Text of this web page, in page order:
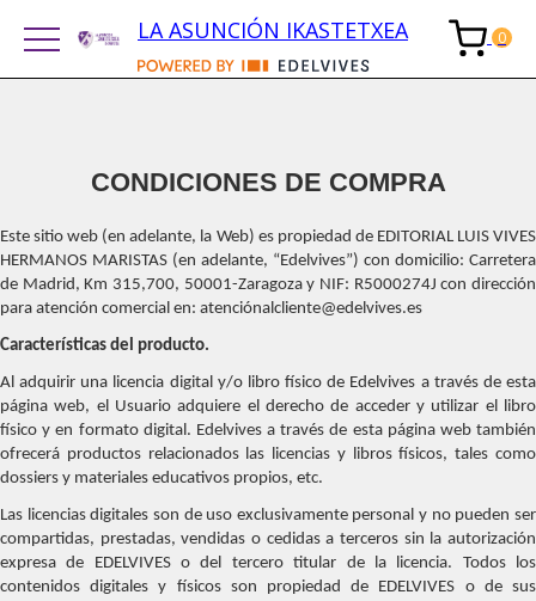
LA ASUNCIÓN IKASTETXEA
CONDICIONES DE COMPRA
Este sitio web (en adelante, la Web) es propiedad de EDITORIAL LUIS VIVES
HERMANOS MARISTAS (en adelante, “Edelvives”) con domicilio: Carretera
de Madrid, Km 315,700, 50001-Zaragoza y NIF: R5000274J con dirección
para atención comercial en: atenciónalcliente@edelvives.es
Características del producto.
Al adquirir una licencia digital y/o libro físico de Edelvives a través de esta
página web, el Usuario adquiere el derecho de acceder y utilizar el libro
físico y en formato digital. Edelvives a través de esta página web también
ofrecerá productos relacionados las licencias y libros físicos, tales como
dossiers y materiales educativos propios, etc.
Las licencias digitales son de uso exclusivamente personal y no pueden ser
compartidas, prestadas, vendidas o cedidas a terceros sin la autorización
expresa de EDELVIVES o del tercero titular de la licencia. Todos los
contenidos digitales y físicos son propiedad de EDELVIVES o de sus